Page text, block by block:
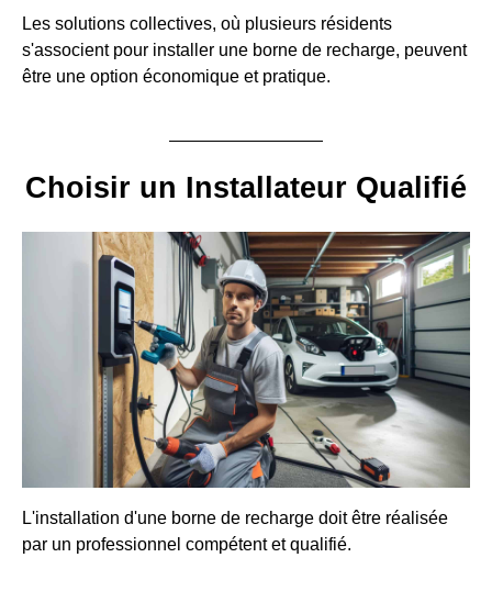
Les solutions collectives, où plusieurs résidents
s'associent pour installer une borne de recharge, peuvent
être une option économique et pratique.
Choisir un Installateur Qualifié
L'installation d'une borne de recharge doit être réalisée
par un professionnel compétent et qualifié.